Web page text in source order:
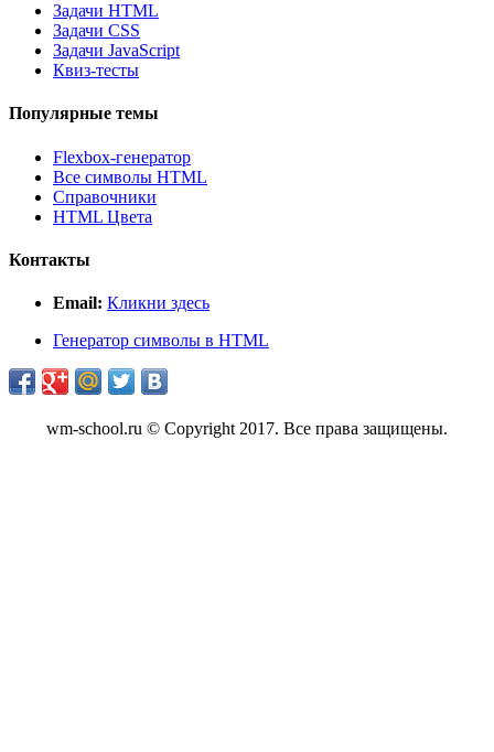
Задачи HTML
Задачи CSS
Задачи JavaScript
Квиз-тесты
Популярные темы
Flexbox-генератор
Все символы HTML
Справочники
HTML Цвета
Контакты
Email: Кликни здесь
Генератор символы в HTML
wm-school.ru © Copyright 2017. Все права защищены.